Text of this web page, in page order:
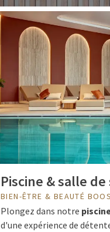
Piscine & salle
BIEN-ÊTRE & BEAUTÉ
Plongez dans notre
d'une expérience de